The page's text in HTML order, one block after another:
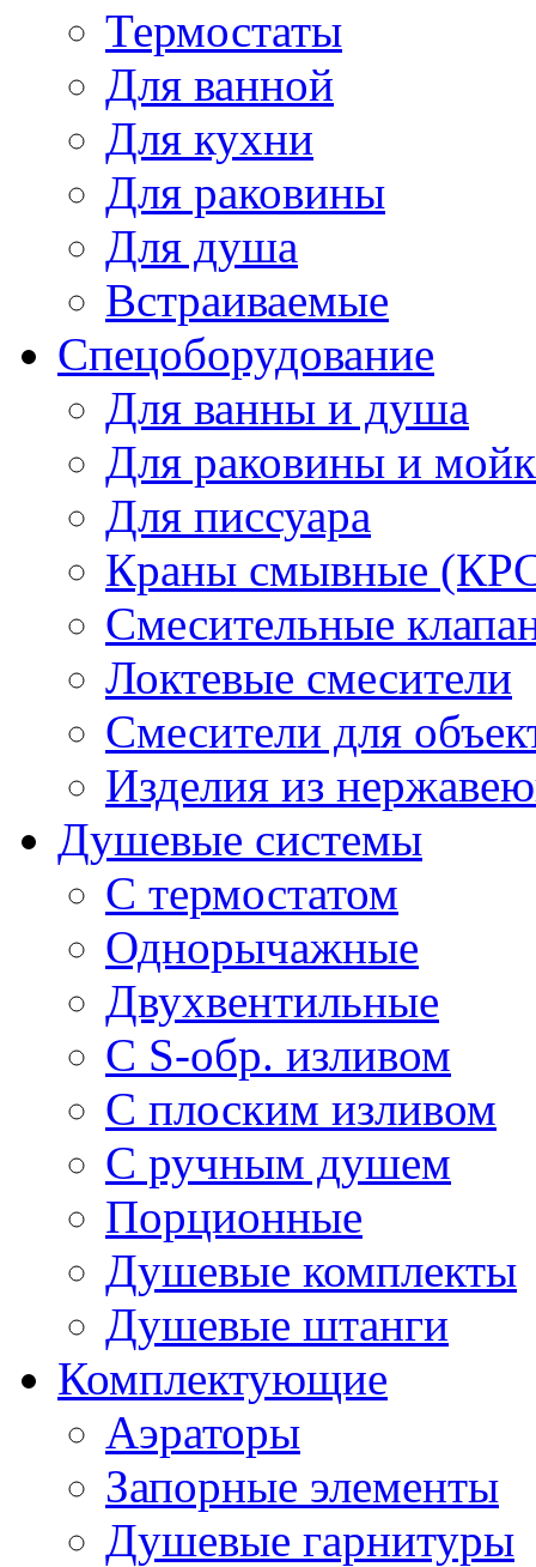
Термостаты
Для ванной
Для кухни
Для раковины
Для душа
Встраиваемые
Спецоборудование
Для ванны и душа
Для раковины и
Для писсуара
Краны смывные
Смесительные
Локтевые смесители
Смесители для
Изделия из
Душевые системы
С термостатом
Однорычажные
Двухвентильные
С S-обр. изливом
С плоским изливом
С ручным душем
Порционные
Душевые комплекты
Душевые штанги
Комплектующие
Аэраторы
Запорные элементы
Душевые гарнитуры